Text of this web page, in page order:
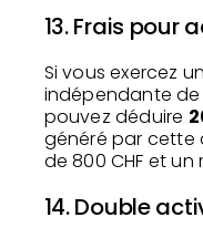
13. Frais pour
Si vous exercez
indépendante
pouvez déduire
généré par cette
de 800 CHF et
14. Double